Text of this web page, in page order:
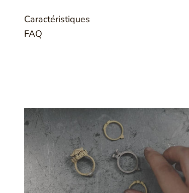
Caractéristiques
FAQ